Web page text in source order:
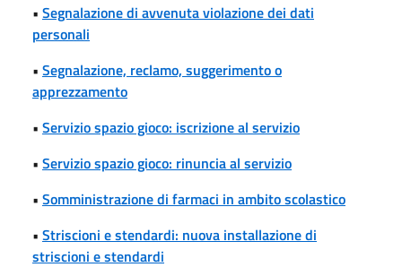
• Segnalazione di avvenuta violazione dei dati
personali
• Segnalazione, reclamo, suggerimento o
apprezzamento
• Servizio spazio gioco: iscrizione al servizio
• Servizio spazio gioco: rinuncia al servizio
• Somministrazione di farmaci in ambito scolastico
• Striscioni e stendardi: nuova installazione di
striscioni e stendardi